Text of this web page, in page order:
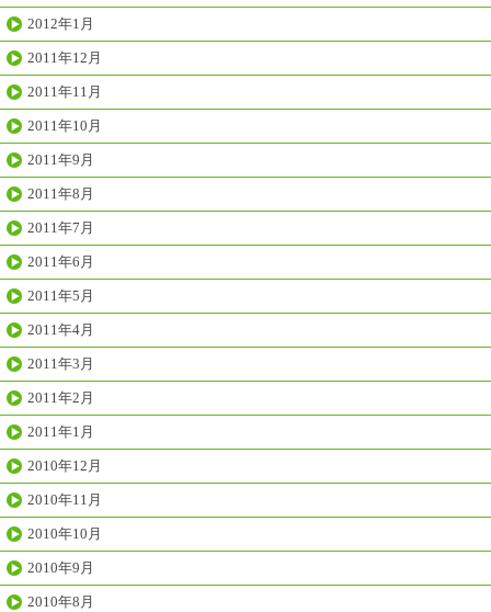
2012年1月
2011年12月
2011年11月
2011年10月
2011年9月
2011年8月
2011年7月
2011年6月
2011年5月
2011年4月
2011年3月
2011年2月
2011年1月
2010年12月
2010年11月
2010年10月
2010年9月
2010年8月